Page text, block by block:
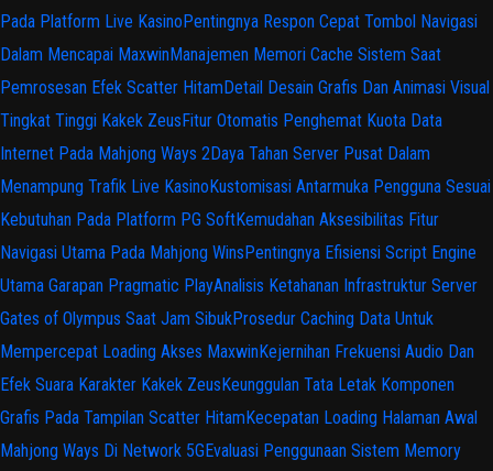
Pada Platform Live KasinoPentingnya Respon Cepat Tombol Navigasi
Dalam Mencapai MaxwinManajemen Memori Cache Sistem Saat
Pemrosesan Efek Scatter HitamDetail Desain Grafis Dan Animasi Visual
Tingkat Tinggi Kakek ZeusFitur Otomatis Penghemat Kuota Data
Internet Pada Mahjong Ways 2Daya Tahan Server Pusat Dalam
Menampung Trafik Live KasinoKustomisasi Antarmuka Pengguna Sesuai
Kebutuhan Pada Platform PG SoftKemudahan Aksesibilitas Fitur
Navigasi Utama Pada Mahjong WinsPentingnya Efisiensi Script Engine
Utama Garapan Pragmatic PlayAnalisis Ketahanan Infrastruktur Server
Gates of Olympus Saat Jam SibukProsedur Caching Data Untuk
Mempercepat Loading Akses MaxwinKejernihan Frekuensi Audio Dan
Efek Suara Karakter Kakek ZeusKeunggulan Tata Letak Komponen
Grafis Pada Tampilan Scatter HitamKecepatan Loading Halaman Awal
Mahjong Ways Di Network 5GEvaluasi Penggunaan Sistem Memory